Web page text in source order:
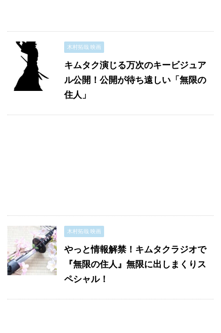
木村拓哉 映画
キムタク演じる万次のキービジュア
ル公開！公開が待ち遠しい「無限の
住人」
木村拓哉 映画
やっと情報解禁！キムタクラジオで
『無限の住人』無限に出しまくりス
ペシャル！